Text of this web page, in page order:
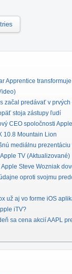
Apprentice
začal predávať v prvých
stoja zástupy ľudí
CEO spoločnosti Apple
10.8 Mountain Lion
mediálnu
TV (Aktualizované)
Steve Wozniak
oproti svojmu
už aj vo forme iOS
iTV?
sa cena akcií AAPL